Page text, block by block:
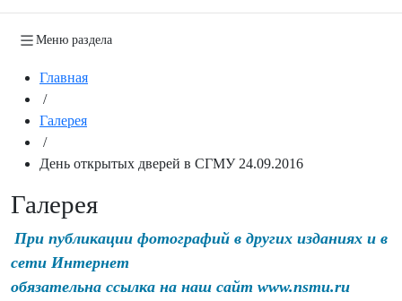
Меню раздела
Главная
/
Галерея
/
День открытых дверей в СГМУ 24.09.2016
Галерея
При публикации фотографий в других изданиях и в
сети Интернет
обязательна ссылка на наш сайт www.nsmu.ru